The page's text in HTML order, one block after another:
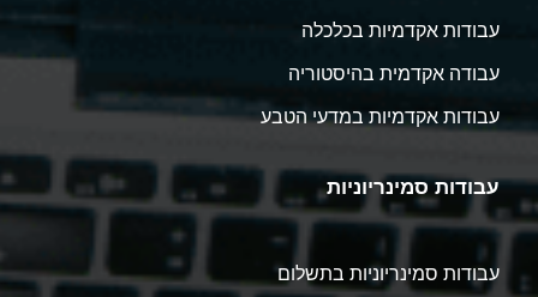
עבודות אקדמיות בכלכלה
עבודה אקדמית בהיסטוריה
עבודות אקדמיות במדעי הטבע
עבודות סמינריוניות
עבודות סמינריוניות בתשלום